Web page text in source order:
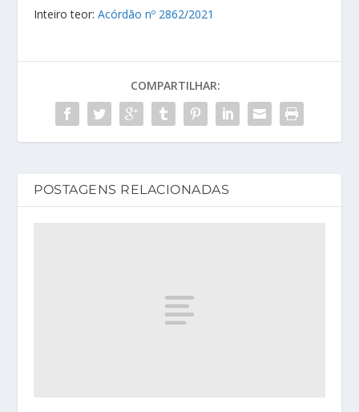
Inteiro teor:Acórdão nº 2862/2021
COMPARTILHAR:
POSTAGENS RELACIONADAS